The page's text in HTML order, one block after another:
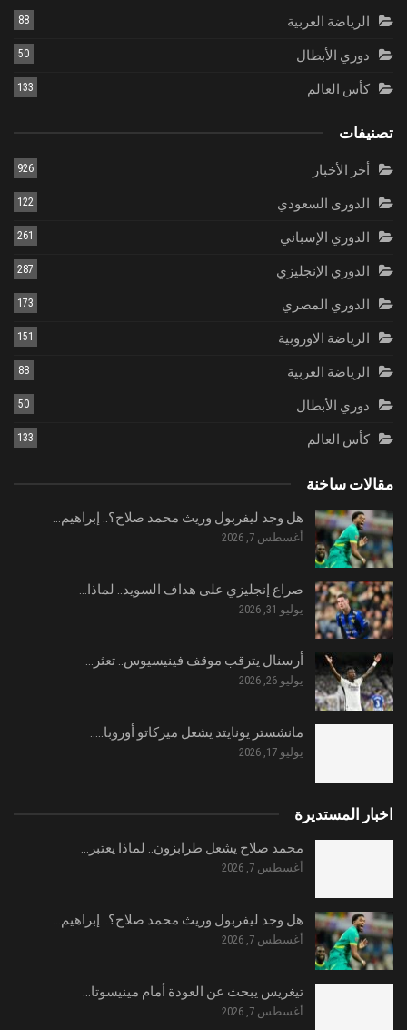
الرياضة العربية 88
دوري الأبطال 50
كأس العالم 133
تصنيفات
أخر الأخبار 926
الدورى السعودي 122
الدوري الإسباني 261
الدوري الإنجليزي 287
الدوري المصري 173
الرياضة الاوروبية 151
الرياضة العربية 88
دوري الأبطال 50
كأس العالم 133
مقالات ساخنة
هل وجد ليفربول وريث محمد صلاح؟.. إبراهيم…
أغسطس 7, 2026
صراع إنجليزي على هداف السويد.. لماذا…
يوليو 31, 2026
أرسنال يترقب موقف فينيسيوس.. تعثر…
يوليو 26, 2026
مانشستر يونايتد يشعل ميركاتو أوروبا..…
يوليو 17, 2026
اخبار المستديرة
محمد صلاح يشعل طرابزون.. لماذا يعتبر…
أغسطس 7, 2026
هل وجد ليفربول وريث محمد صلاح؟.. إبراهيم…
أغسطس 7, 2026
تيغريس يبحث عن العودة أمام مينيسوتا…
أغسطس 7, 2026